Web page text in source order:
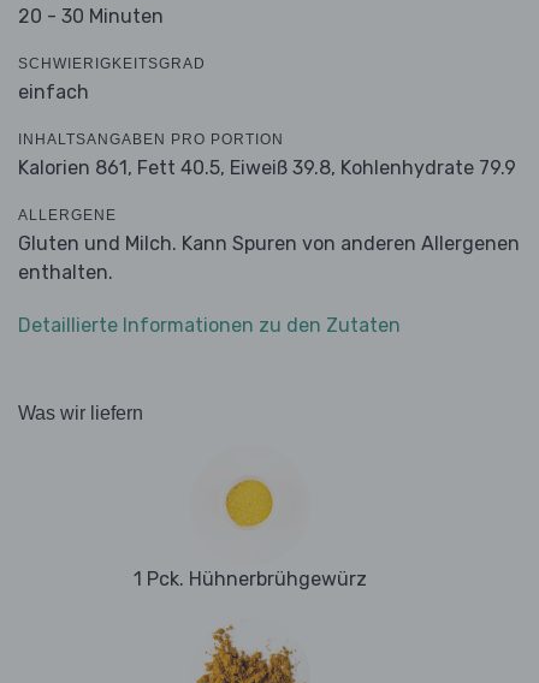
20 - 30 Minuten
SCHWIERIGKEITSGRAD
einfach
INHALTSANGABEN PRO PORTION
Kalorien 861, Fett 40.5, Eiweiß 39.8, Kohlenhydrate 79.9
ALLERGENE
Gluten und Milch. Kann Spuren von anderen Allergenen
enthalten.
Detaillierte Informationen zu den Zutaten
Was wir liefern
1 Pck. Hühnerbrühgewürz